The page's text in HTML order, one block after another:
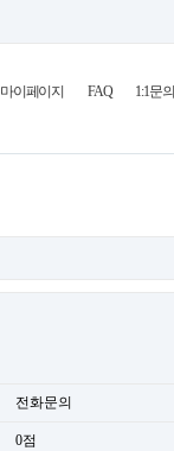
마이페이지 FAQ 1:1문의
전화문의
0점